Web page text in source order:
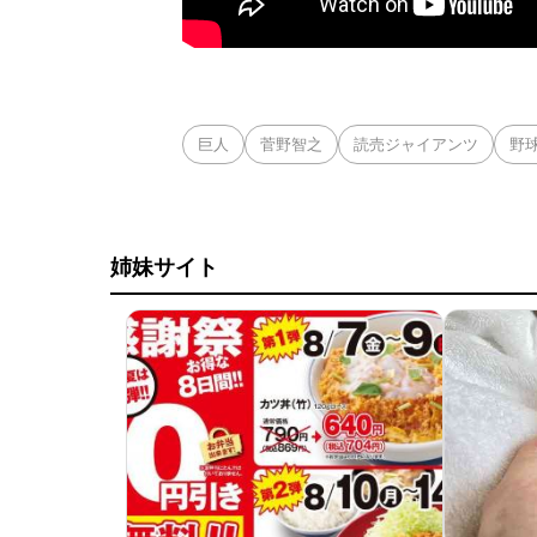
巨人 菅野智之 読売ジャイアンツ 野
姉妹サイト